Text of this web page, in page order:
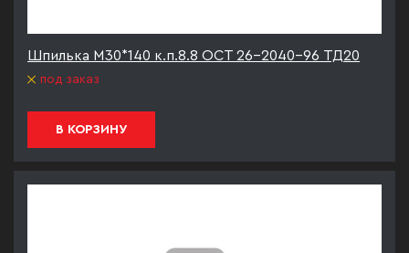
Шпилька М30*140 к.п.8.8 ОСТ 26-2040-96 ТД20
под заказ
В КОРЗИНУ